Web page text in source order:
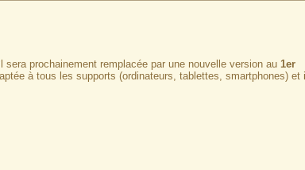
prochainement remplacée par une nouvelle version au 1er
à tous les supports (ordinateurs, tablettes, smartphones) et